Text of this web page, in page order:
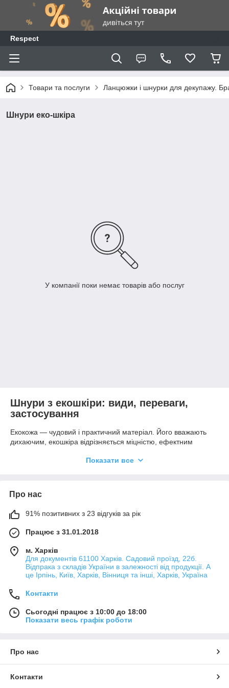
Respect
Товари та послуги Ланцюжки і шнурки для декупажу.
Шнури еко-шкіра
У компанії поки немає товарів або послуг
Шнури з екошкіри: види, переваги,
застосування
Екокожа — чудовий і практичний матеріал. Його вважають
дихаючим, екошкіра відрізняється міцністю, ефектним
При цьому екокожа гіпоалергенна і приємна на дотик, що
Якими бувають шнурки з екошкіри?
Можна класифікувати всі шнурки за такими ознаками:
Ширина і товщина;
Фактура;
Наявність додаткового декору (позолота, камені,
шкіри, в екошкіру при виробництві можна багато
надійно зафіксовані у фактурі матеріалу.
В залежності від характеристик матеріалу, відрізняється і
Шнури з екошкіри застосовують різними способами:
Тонкі і не дуже яскраві шнурки застосовують як
Показати все
Про нас
91% позитивних з 23 відгуків за рік
Працює з 31.01.2018
м. Харків
Для документів 61100 Харків. Садовий проїзд, 22б.
Відпрака з складів України в залежності від продукції. А
це Ірпінь, Київ, Харків, Вінниця та інші, Харків, Україна
Контакти
Сьогодні працює з 10:00 до 18:00
Показати весь графік роботи
Про нас
Контакти